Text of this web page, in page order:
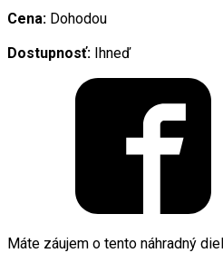
Cena: Dohodou
Dostupnosť: Ihneď
Máte záujem o tento náhradný